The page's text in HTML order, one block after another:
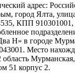
адрес:
город Ялта,
КПП
Н» в городе
Место
область
51 корпус 2.